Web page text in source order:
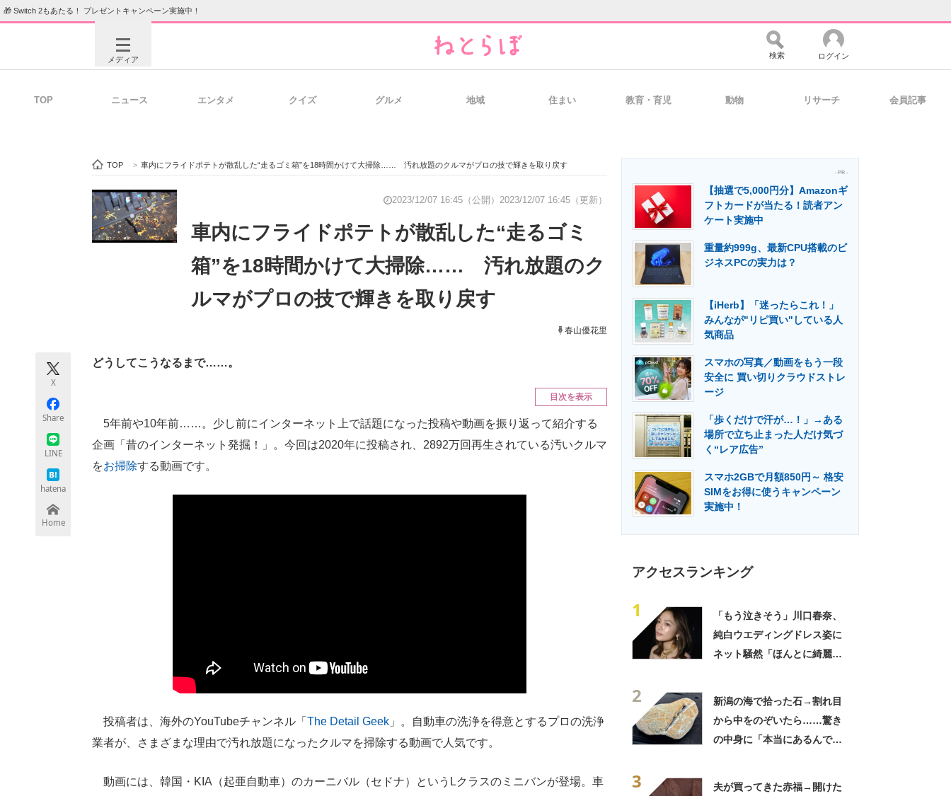
🎁 Switch 2もあたる！ プレゼントキャンペーン実施中！
メディア
ビジネスと働き方のヒント 経営リーダーのコミュニティ マーケ×ITの今がよく分かる
ITエンジニア向け専門サイト 企業向けIT製品の総合サイト IT製品の技術・比較・事例 製造業のIT導入・活用を支援
エネルギーの専門メディア 建設×テクノロジーの最前線
検索 ログイン
TOP ニュース エンタメ クイズ グルメ 地域 住まい 教育・育児 動物 リサーチ 会員記事
TOP > 車内にフライドポテトが散乱した“走るゴミ箱”を18時間かけて大掃除…… 汚れ放題のクルマがプロの技で輝きを取り戻す
2023/12/07 16:45（公開） 2023/12/07 16:45（更新）
車内にフライドポテトが散乱した“走るゴミ
箱”を18時間かけて大掃除…… 汚れ放題のク
ルマがプロの技で輝きを取り戻す
春山優花里
X
Share
LINE
hatena
Home
どうしてこうなるまで……。
目次を表示
5年前や10年前……。少し前にインターネット上で話題になった投稿や動画を振り返って紹介する
企画「昔のインターネット発掘！」。今回は2020年に投稿され、2892万回再生されている汚いクルマ
をお掃除する動画です。
投稿者は、海外のYouTubeチャンネル「 The Detail Geek 」。自動車の洗浄を得意とするプロの洗浄
業者が、さまざまな理由で汚れ放題になったクルマを掃除する動画で人気です。
動画には、韓国・KIA（起亜自動車）のカーニバル（セドナ）というLクラスのミニバンが登場。車
- PR -
【抽選で5,000円分】Amazonギ
フトカードが当たる！読者アン
ケート実施中
重量約999g、最新CPU搭載のビ
ジネスPCの実力は？
【iHerb】「迷ったらこれ！」
みんなが"リピ買い"している人
気商品
スマホの写真／動画をもう一段
安全に 買い切りクラウドストレ
ージ
「歩くだけで汗が…！」→ある
場所で立ち止まった人だけ気づ
く“レア広告”
スマホ2GBで月額850円～ 格安
SIMをお得に使うキャンペーン
実施中！
アクセスランキング
1
「もう泣きそう」川口春奈、
純白ウエディングドレス姿に
ネット騒然「ほんとに綺麗」
2
新潟の海で拾った石→割れ目
から中をのぞいたら……驚き
の中身に「本当にあるんです
3
夫が買ってきた赤福→開けた